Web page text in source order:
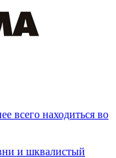
всего находиться во
и шквалистый